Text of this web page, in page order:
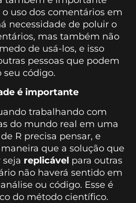
uso dos comentários em
necessidade de poluir o
mas também não
de usá-los, e isso
pessoas que podem
seu código.
é importante
trabalhando com
do mundo real em uma
R precisa pensar, e
que a solução que
replicável para outras
não haverá sentido em
ou código. Esse é
do método científico.